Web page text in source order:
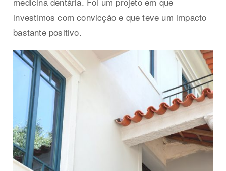
investimos com convicção e que teve um impacto
bastante positivo.